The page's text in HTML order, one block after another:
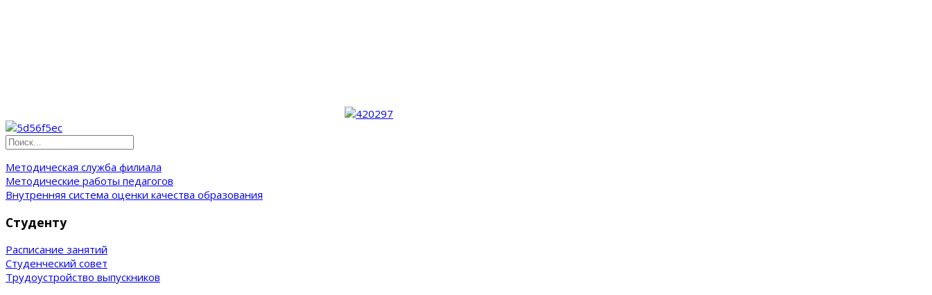
Методическая служба филиала
Методические работы педагогов
Внутренняя система оценки качества образования
Студенту
Расписание занятий
Студенческий совет
Трудоустройство выпускников